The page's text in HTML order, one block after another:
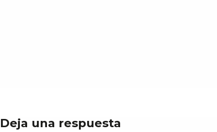
Deja una respuesta